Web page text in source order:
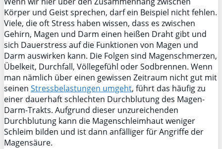
Körper und Geist sprechen, darf ein Beispiel nicht fehlen.
Viele, die oft Stress haben wissen, dass es zwischen
Gehirn, Magen und Darm einen heißen Draht gibt und
sich Dauerstress auf die Funktionen von Magen und
Darm auswirken kann. Die Folgen sind Magenschmerzen,
Übelkeit, Durchfall, Völlegefühl oder Sodbrennen. Wenn
man nämlich über einen gewissen Zeitraum nicht gut mit
seinen Stressbelastungen umgeht, führt das häufig zu
einer dauerhaft schlechten Durchblutung des Magen-
Darm-Trakts. Aufgrund dieser unzureichenden
Durchblutung kann die Magenschleimhaut weniger
Schleim bilden und ist dann anfälliger für Angriffe der
Magensäure.